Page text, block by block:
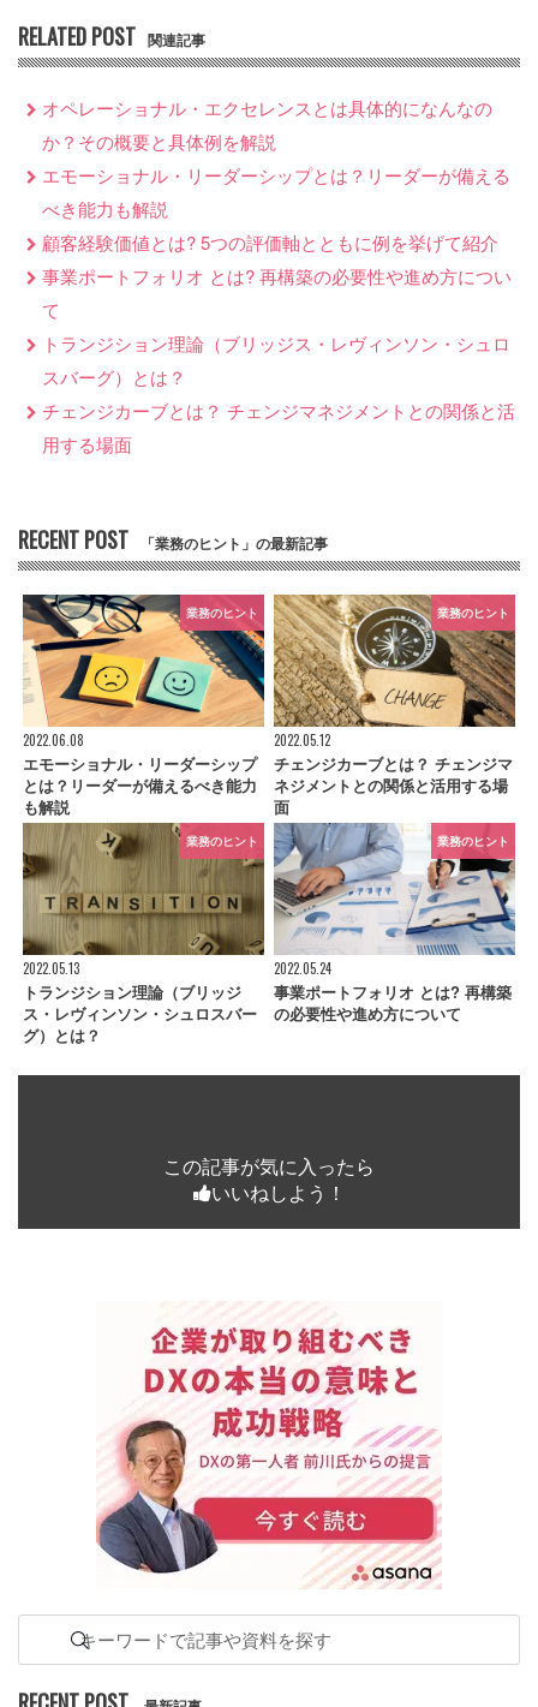
RELATED POST 関連記事
オペレーショナル・エクセレンスとは具体的になんなの
か？その概要と具体例を解説
エモーショナル・リーダーシップとは？リーダーが備える
べき能力も解説
顧客経験価値とは? 5つの評価軸とともに例を挙げて紹介
事業ポートフォリオ とは? 再構築の必要性や進め方につい
て
トランジション理論（ブリッジス・レヴィンソン・シュロ
スバーグ）とは？
チェンジカーブとは？ チェンジマネジメントとの関係と活
用する場面
RECENT POST 「業務のヒント」の最新記事
業務のヒント
2022.06.08
エモーショナル・リーダーシップ
とは？リーダーが備えるべき能力
も解説
業務のヒント
2022.05.12
チェンジカーブとは？ チェンジマ
ネジメントとの関係と活用する場
面
業務のヒント
2022.05.13
トランジション理論（ブリッジ
ス・レヴィンソン・シュロスバー
グ）とは？
業務のヒント
2022.05.24
事業ポートフォリオ とは? 再構築
の必要性や進め方について
この記事が気に入ったら
いいねしよう！